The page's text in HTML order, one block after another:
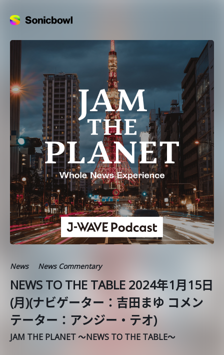
News News Commentary
NEWS TO THE TABLE 2024年1月15日
(月)(ナビゲーター：吉田まゆ コメン
テーター：アンジー・テオ)
JAM THE PLANET ～NEWS TO THE TABLE～